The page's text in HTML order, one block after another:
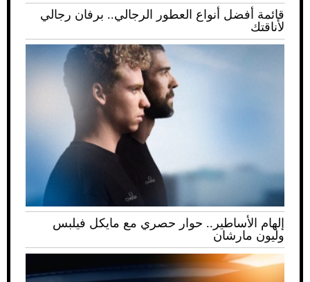
قائمة أفضل أنواع العطور الرجالي.. برفان رجالي
لأناقتك
إلهام الأساطير.. حوار حصري مع مايكل فيلبس
وليون مارشان